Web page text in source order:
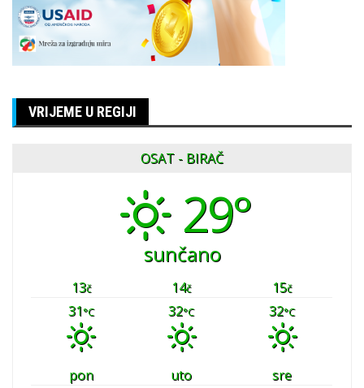
VRIJEME U REGIJI
OSAT - BIRAČ
29°
sunčano
13č 14č 15č
31°C 32°C 32°C
pon uto
sre